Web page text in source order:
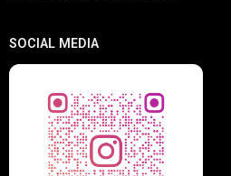
SOCIAL MEDIA